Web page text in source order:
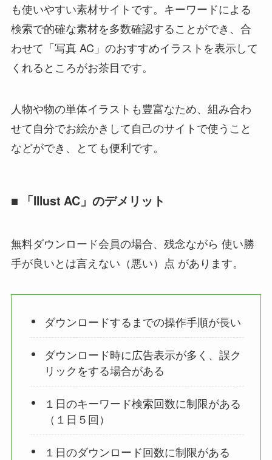
も使いやすい素材サイトです。 キーワードによる
検索で的確な素材を多数確認することができ 、合
わせて「写真 AC」のおすすめイラストを表示して
くれるところがお茶目です。
人物や物の単体イラストも豊富なため、組み合わ
せて自分でお絵かきして自己のサイトで使うこと
などができ、とても便利です。
■ 「Illust AC」のデメリット
無料ダウンロード会員の場合、残念ながら 使い勝
手が良いとは言えない（悪い）点 があります。
ダウンロードするまでの操作手順が長い
ダウンロード時に広告表示が多く、誤ク
リックをする場合がある
１日のキーワード検索回数に制限がある
（１日５回）
１日のダウンロード回数に制限がある